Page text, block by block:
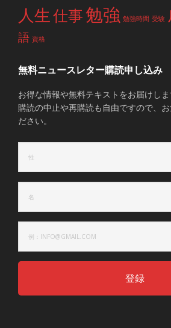
人生 仕事勉強 勉強時間 受験
語 資格
無料ニュースレター購読申し込み
お得な情報や無料テキストをお届けしま
購読の中止や再購読も自由ですので、
ださい。